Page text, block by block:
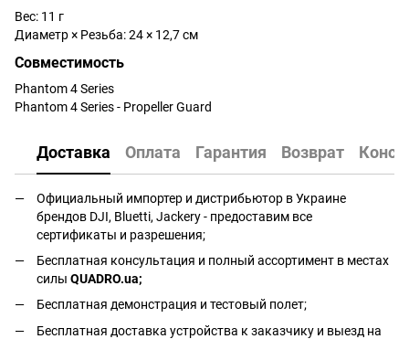
Вес: 11 г
Диаметр × Резьба: 24 × 12,7 см
Совместимость
Phantom 4 Series
Phantom 4 Series - Propeller Guard
Доставка Оплата Гарантия Возврат
Официальный импортер и дистрибьютор в Украине
брендов DJI, Bluetti, Jackery - предоставим все
сертификаты и разрешения;
Бесплатная консультация и полный ассортимент в местах
силы QUADRO.ua;
Бесплатная демонстрация и тестовый полет;
Бесплатная доставка устройства к заказчику и выезд на